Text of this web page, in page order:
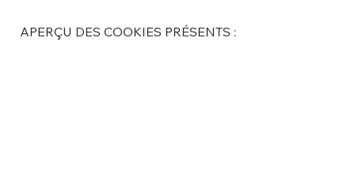
APERÇU DES COOKIES PRÉSENTS :